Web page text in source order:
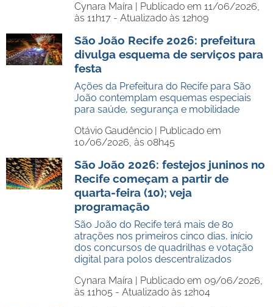
Cynara Maíra | Publicado em 11/06/2026,
às 11h17 - Atualizado às 12h09
São João Recife 2026: prefeitura
divulga esquema de serviços para
festa
Ações da Prefeitura do Recife para São
João contemplam esquemas especiais
para saúde, segurança e mobilidade
Otávio Gaudêncio | Publicado em
10/06/2026, às 08h45
São João 2026: festejos juninos no
Recife começam a partir de
quarta-feira (10); veja
programação
São João do Recife terá mais de 80
atrações nos primeiros cinco dias, início
dos concursos de quadrilhas e votação
digital para polos descentralizados
Cynara Maíra | Publicado em 09/06/2026,
às 11h05 - Atualizado às 12h04